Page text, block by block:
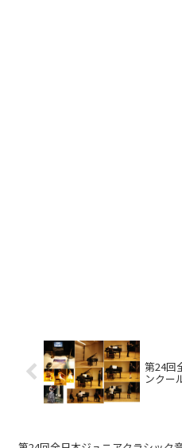
第24回
ンク